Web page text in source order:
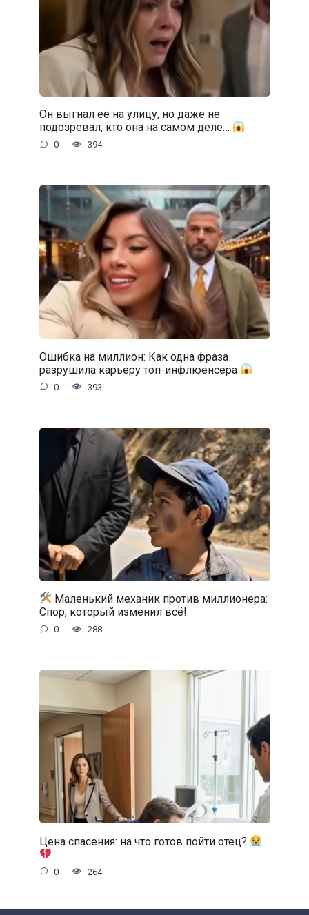
Он выгнал её на улицу, но даже не
подозревал, кто она на самом деле…
0 394
Ошибка на миллион: Как одна фраза
разрушила карьеру топ-инфлюенсера
0 393
Маленький механик против миллионера:
Спор, который изменил всё!
0 288
Цена спасения: на что готов пойти отец?
0 264